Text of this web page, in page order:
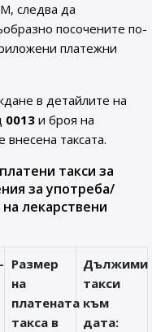
следва да
посочените по-
платежни
в детайлите на
0013 и броя на
внесена таксата.
такси за
за употреба/
лекарствени
Размер
на
платената
такса в
Дължими
такси
към
дата: